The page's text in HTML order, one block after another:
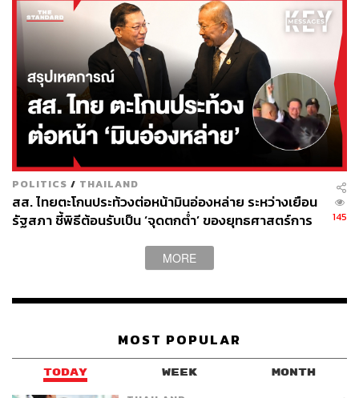
POLITICS / THAILAND
สส. ไทยตะโกนประท้วงต่อหน้ามินอ่องหล่าย ระหว่างเยือน
รัฐสภา ชี้พิธีต้อนรับเป็น ‘จุดตกต่ำ’ ของยุทธศาสตร์การ
145
MORE
MOST POPULAR
TODAY WEEK MONTH